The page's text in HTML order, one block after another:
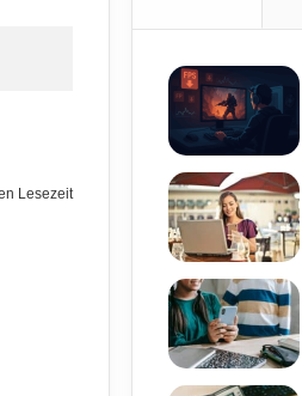
Lesezeit